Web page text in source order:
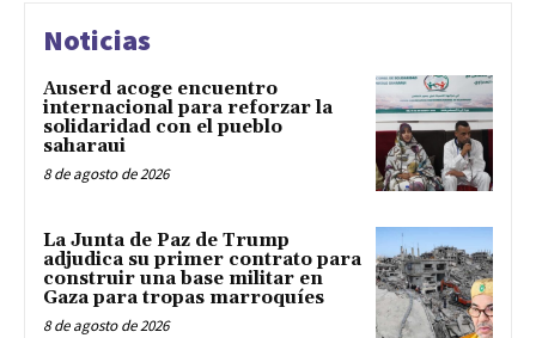
Noticias
Auserd acoge encuentro
internacional para reforzar la
solidaridad con el pueblo
saharaui
8 de agosto de 2026
La Junta de Paz de Trump
adjudica su primer contrato para
construir una base militar en
Gaza para tropas marroquíes
8 de agosto de 2026